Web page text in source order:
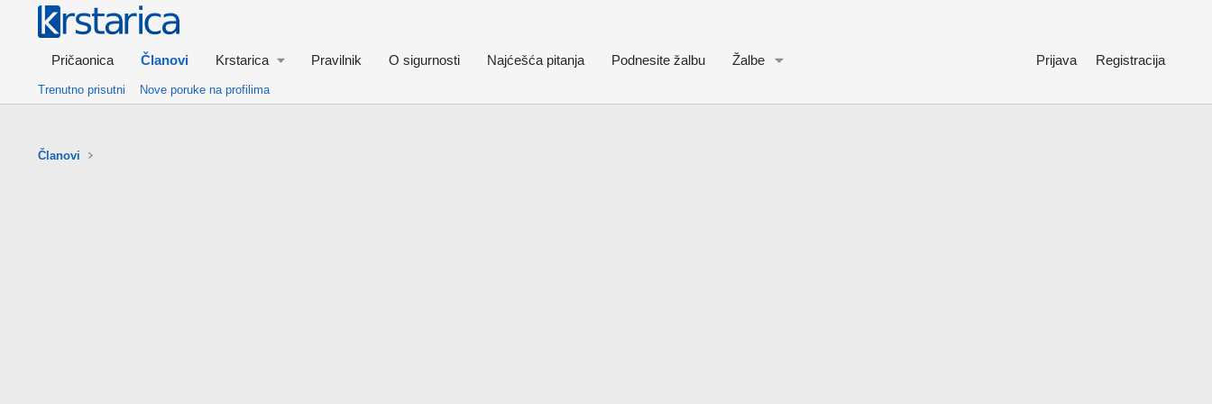
Pričaonica Članovi Krstarica Pravilnik O sigurnosti Najćešća pitanja Podnesite žalbu Žalbe Prijava Registracija
Trenutno prisutni Nove poruke na profilima
Članovi